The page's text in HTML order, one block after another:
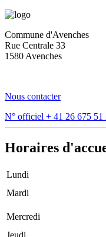
Commune d'Avenches
Rue Centrale 33
1580 Avenches
Nous contacter
N° officiel + 41 26 675 51
Horaires
Lundi
Mardi
Mercredi
Jeudi